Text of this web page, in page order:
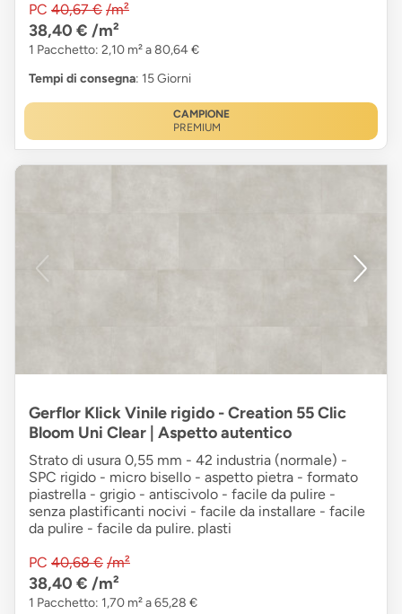
PC 40,67 € /m²
38,40 € /m²
1 Pacchetto: 2,10 m² a 80,64 €
Tempi di consegna: 15 Giorni
CAMPIONE
PREMIUM
Gerflor Klick Vinile rigido - Creation 55 Clic
Bloom Uni Clear | Aspetto autentico
Strato di usura 0,55 mm - 42 industria (normale) -
SPC rigido - micro bisello - aspetto pietra - formato
piastrella - grigio - antiscivolo - facile da pulire -
senza plastificanti nocivi - facile da installare - facile
da pulire - facile da pulire. plasti
PC 40,68 € /m²
38,40 € /m²
1 Pacchetto: 1,70 m² a 65,28 €